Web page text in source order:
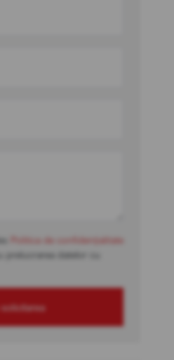
Politica de confidențialitate
prelucrarea datelor cu
solicitarea